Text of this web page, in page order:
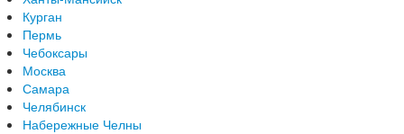
Курган
Пермь
Чебоксары
Москва
Самара
Челябинск
Набережные Челны